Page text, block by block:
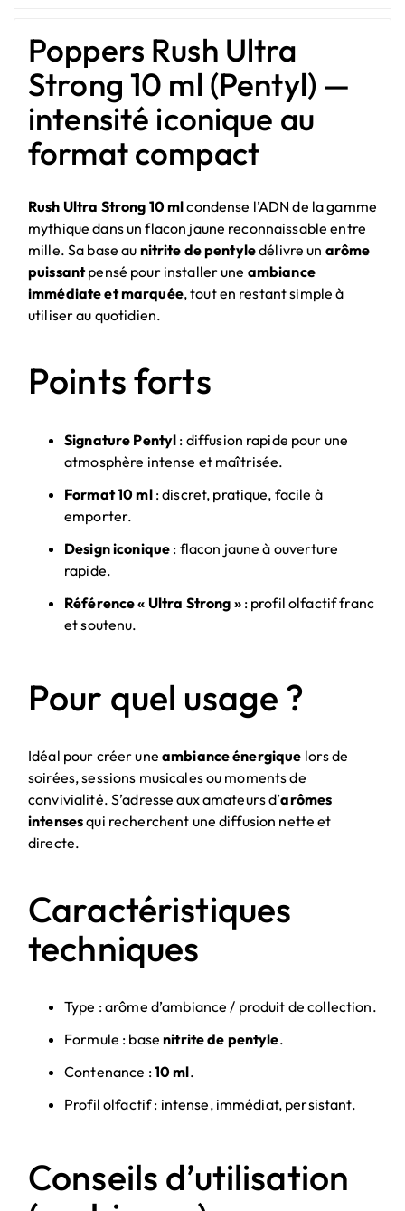
Poppers Rush Ultra
Strong 10 ml (Pentyl) —
intensité iconique au
format compact
Rush Ultra Strong 10 mlcondense l’ADN de la gamme
mythique dans un flacon jaune reconnaissable entre
mille. Sa base au nitrite de pentyledélivre un arôme
puissantpensé pour installer une ambiance
immédiate et marquée, tout en restant simple à
utiliser au quotidien.
Points forts
Signature Pentyl : diffusion rapide pour une
atmosphère intense et maîtrisée.
Format 10 ml: discret, pratique, facile à
emporter.
Design iconique : flacon jaune à ouverture
rapide.
Référence « Ultra Strong »: profil olfactif franc
et soutenu.
Pour quel usage ?
Idéal pour créer une ambiance énergique lors de
soirées, sessions musicales ou moments de
convivialité. S’adresse aux amateurs d’arômes
intensesqui recherchent une diffusion nette et
directe.
Caractéristiques
techniques
Type : arôme d’ambiance / produit de collection.
Formule : basenitrite de pentyle.
Contenance :10 ml.
Profil olfactif : intense, immédiat, persistant.
Conseils d’utilisation